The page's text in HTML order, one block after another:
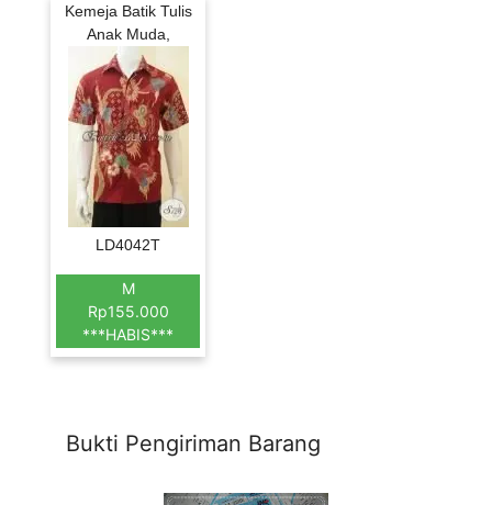
Kemeja Batik Tulis
Anak Muda,
LD4042T
M
Rp155.000
***HABIS***
Bukti Pengiriman Barang